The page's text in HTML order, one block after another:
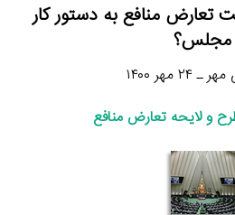
منافع به دستور کار
مجلس؟
۲۴ مهر ۱۴۰۰
و لایحه تعارض منافع